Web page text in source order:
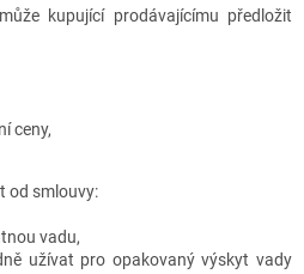
kupující prodávajícímu předložit
ceny,
od smlouvy:
vadu,
užívat pro opakovaný výskyt vady